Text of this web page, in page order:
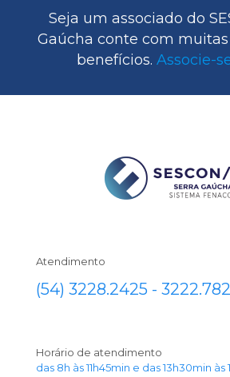
Seja um associado do
Gaúcha conte com
benefícios. Associe-
Atendimento
(54) 3228.2425 -
Horário de atendimento
das 8h às 11h45min e das 13h30min às